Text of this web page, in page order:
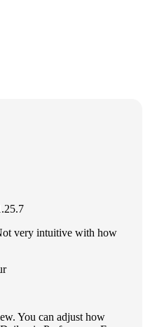
very intuitive with how
You can adjust how